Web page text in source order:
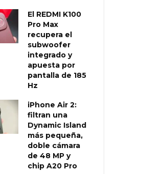
El REDMI K100
Pro Max
recupera el
subwoofer
integrado y
apuesta por
pantalla de 185
Hz
iPhone Air 2:
filtran una
Dynamic Island
más pequeña,
doble cámara
de 48 MP y
chip A20 Pro